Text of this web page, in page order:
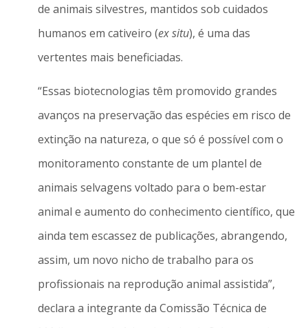
de animais silvestres, mantidos sob cuidados
humanos em cativeiro (ex situ), é uma das
vertentes mais beneficiadas.
“Essas biotecnologias têm promovido grandes
avanços na preservação das espécies em risco de
extinção na natureza, o que só é possível com o
monitoramento constante de um plantel de
animais selvagens voltado para o bem-estar
animal e aumento do conhecimento científico, que
ainda tem escassez de publicações, abrangendo,
assim, um novo nicho de trabalho para os
profissionais na reprodução animal assistida”,
declara a integrante da Comissão Técnica de